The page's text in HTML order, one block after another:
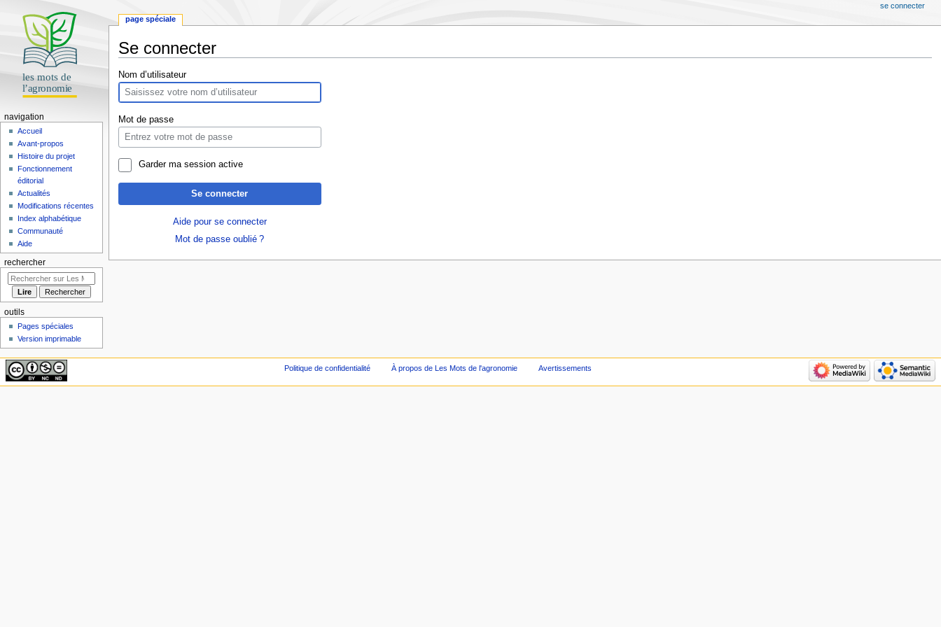
Se connecter
Aller
à
la
navigation
Aller
à
la
recherche
Nom d’utilisateur
Mot de passe
Garder ma session active
Se connecter
Aide pour se connecter
Mot de passe oublié ?
page spéciale
se connecter
navigation
Accueil
Avant-propos
Histoire du projet
Fonctionnement
éditorial
Actualités
Modifications récentes
Index alphabétique
Communauté
Aide
rechercher
outils
Pages spéciales
Version imprimable
Politique de confidentialité À propos de Les Mots de l'agronomie Avertissements